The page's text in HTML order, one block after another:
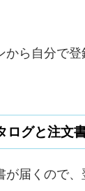
ら自分で登
ログと注文
が届くので